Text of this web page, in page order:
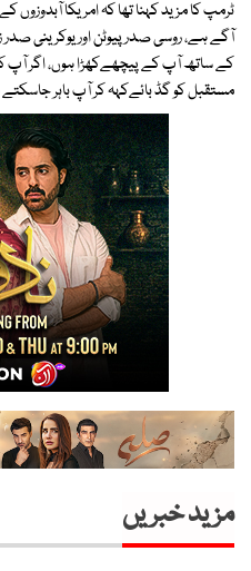
آگے ہے، روسی صدر پیوٹن اور یوکرینی
کے ساتھ آپ کے پیچھےکھڑا ہوں، اگر آپ
مستقبل کو گڈ بائےکہہ کر آپ باہر جاسکتے
مزید خبریں